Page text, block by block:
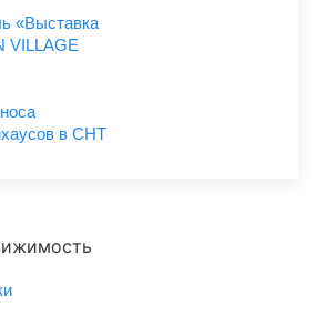
«Выставка
VILLAGE
в СНТ